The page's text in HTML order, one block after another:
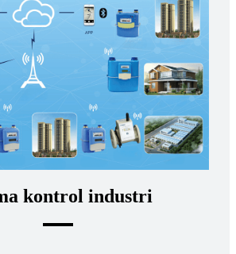
kontrol industri